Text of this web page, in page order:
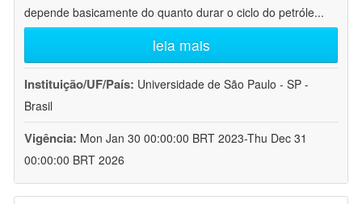
depende basicamente do quanto durar o ciclo do petróle...
leia mais
Instituição/UF/País: Universidade de São Paulo - SP -
Brasil
Vigência: Mon Jan 30 00:00:00 BRT 2023-Thu Dec 31
00:00:00 BRT 2026